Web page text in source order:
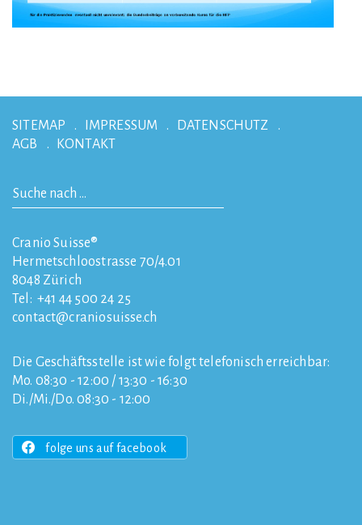
SITEMAP IMPRESSUM
DATENSCHUTZ
AGB
KONTAKT
Cranio Suisse®
Hermetschloostrasse 70/4.01
8048 Zürich
Tel: +41 44 500 24 25
contact
craniosuisse.ch
Die Geschäftsstelle ist wie folgt telefonisch erreichbar:
Mo. 08:30 - 12:00 / 13:30 - 16:30
Di./Mi./Do. 08:30 - 12:00
folge uns auf facebook